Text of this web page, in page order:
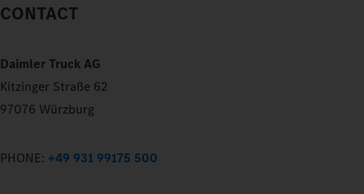
CONTACT
Daimler Truck AG
Kitzinger Straße 62
97076 Würzburg
PHONE: +49 931 99175 500